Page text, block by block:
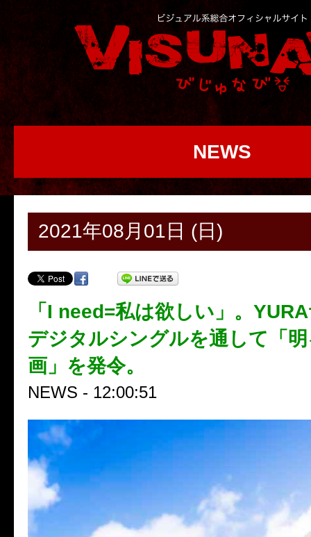
NEWS
2021年08月01日 (日)
「I need=私は欲しい」。
デジタルシングルを通して「
画」を発令。
NEWS - 12:00:51